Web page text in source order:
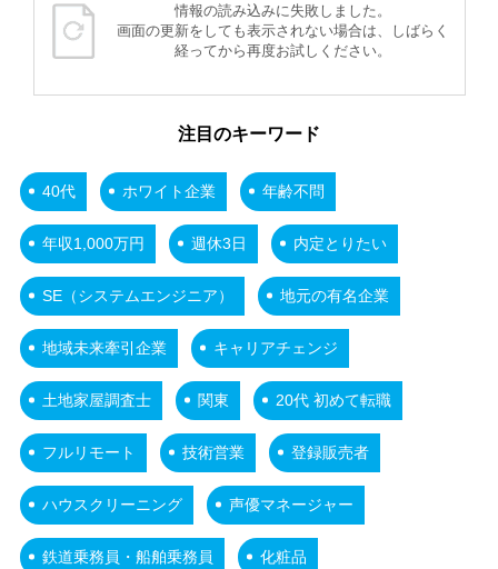
情報の読み込みに失敗しました。
画面の更新をしても表示されない場合は、しばらく
経ってから再度お試しください。
注目のキーワード
40代 ホワイト企業 年齢不問
年収1,000万円 週休3日 内定とりたい
SE（システムエンジニア） 地元の有名企業
地域未来牽引企業 キャリアチェンジ
土地家屋調査士 関東 20代 初めて転職
フルリモート 技術営業 登録販売者
ハウスクリーニング 声優マネージャー
鉄道乗務員・船舶乗務員 化粧品